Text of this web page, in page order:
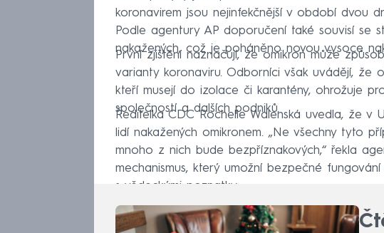
koronavirem jsou nejinfekčnější v období dvou
Podle agentury AP doporučení také souvisí se
nakažených, což je poháněno novou vysoce
První zjištění naznačují, že omikron může
varianty koronaviru. Odborníci však uvádějí, že
kteří musejí do izolace či karantény, ohrožuje
společností a dalších podniků.
Ředitelka CDC Rochelle Walenská uvedla, že
lidí nakažených omikronem. „Ne všechny tyto
mnoho z nich bude bezpříznakových,“ řekla
mechanismus, který umožní bezpečné
s vědeckými poznatky.